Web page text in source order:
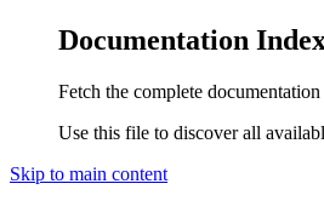
Documentation
Fetch the complete
Use this file to discover all
Skip to main content